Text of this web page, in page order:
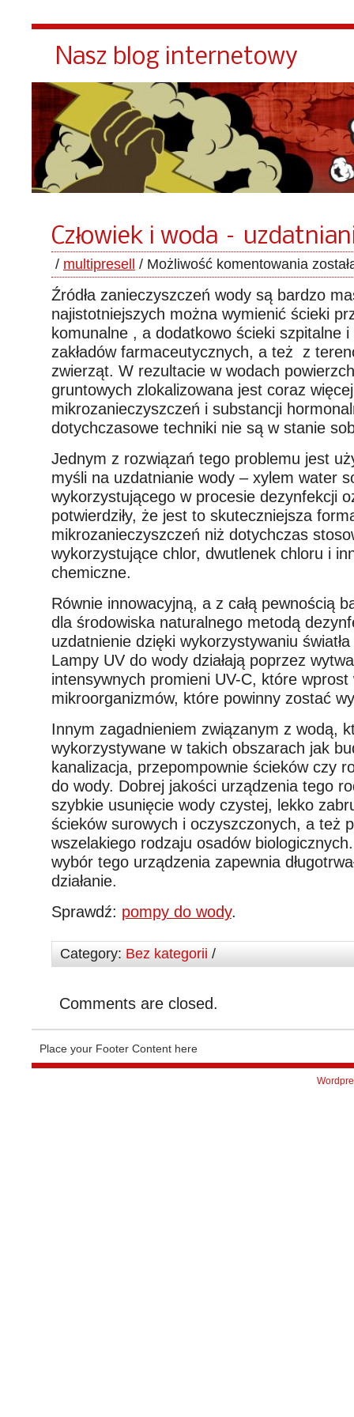
Nasz blog internetowy
Człowiek i woda –
/ multipresell / Możliwość komentowania
Źródła zanieczyszczeń wody są bardzo
najistotniejszych można wymienić ścieki
komunalne , a dodatkowo ścieki szpitalne
zakładów farmaceutycznych, a też z
zwierząt. W rezultacie w wodach
gruntowych zlokalizowana jest coraz więcej
mikrozanieczyszczeń i substancji
dotychczasowe techniki nie są w stanie
Jednym z rozwiązań tego problemu jest
myśli na uzdatnianie wody – xylem water
wykorzystującego w procesie dezynfekcji
potwierdziły, że jest to skuteczniejsza
mikrozanieczyszczeń niż dotychczas
wykorzystujące chlor, dwutlenek chloru i
chemiczne.
Równie innowacyjną, a z całą pewnością
dla środowiska naturalnego metodą
uzdatnienie dzięki wykorzystywaniu
Lampy UV do wody działają poprzez
intensywnych promieni UV-C, które wprost
mikroorganizmów, które powinny zostać
Innym zagadnieniem związanym z wodą,
wykorzystywane w takich obszarach jak
kanalizacja, przepompownie ścieków czy
do wody. Dobrej jakości urządzenia tego
szybkie usunięcie wody czystej, lekko
ścieków surowych i oczyszczonych, a też
wszelakiego rodzaju osadów
wybór tego urządzenia zapewnia
działanie.
Sprawdź: pompy do wody.
Category: Bez kategorii /
Comments are closed.
Place your Footer Content here